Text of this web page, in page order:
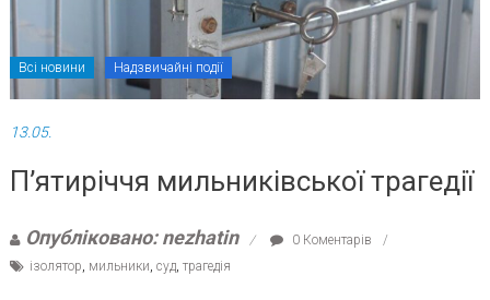
Всі новини Надзвичайні події
13.05.
П’ятиріччя мильниківської трагедії
Опубліковано: nezhatin
0 Коментарів
ізолятор, мильники, суд, трагедія